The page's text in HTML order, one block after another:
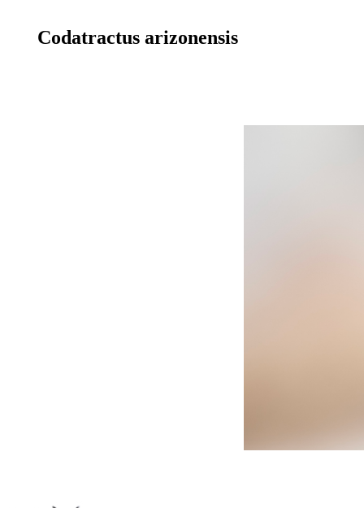
Codatractus arizonensis